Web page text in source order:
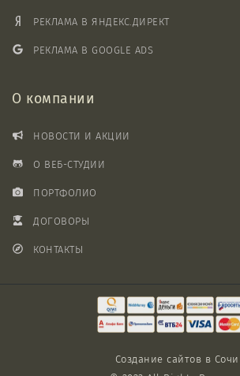
РЕКЛАМА В ЯНДЕКС.ДИРЕКТ
РЕКЛАМА В GOOGLE ADS
О компании
НОВОСТИ И АКЦИИ
О ВЕБ-СТУДИИ
ПОРТФОЛИО
ДОГОВОРЫ
КОНТАКТЫ
Создание сайтов в Сочи